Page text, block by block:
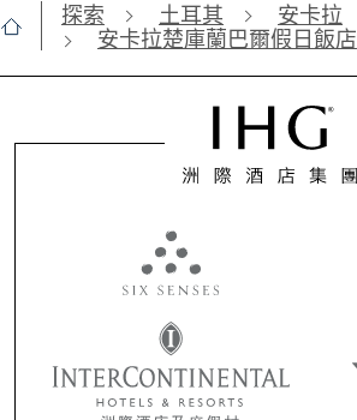
探索 土耳其 安卡拉
安卡拉楚庫蘭巴爾假日飯店